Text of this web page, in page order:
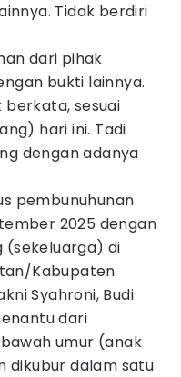
Tidak berdiri
dari pihak
bukti lainnya.
berkata, sesuai
hari ini. Tadi
dengan adanya
pembunuhunan
2025 dengan
(sekeluarga) di
Kabupaten
Syahroni, Budi
dari
umur (anak
dikubur dalam satu